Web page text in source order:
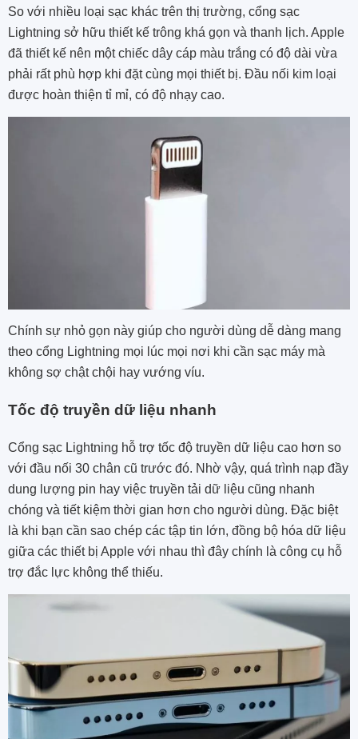
So với nhiều loại sạc khác trên thị trường, cổng sạc
Lightning sở hữu thiết kế trông khá gọn và thanh lịch. Apple
đã thiết kế nên một chiếc dây cáp màu trắng có độ dài vừa
phải rất phù hợp khi đặt cùng mọi thiết bị. Đầu nối kim loại
được hoàn thiện tỉ mỉ, có độ nhạy cao.
Chính sự nhỏ gọn này giúp cho người dùng dễ dàng mang
theo cổng Lightning mọi lúc mọi nơi khi cần sạc máy mà
không sợ chật chội hay vướng víu.
Tốc độ truyền dữ liệu nhanh
Cổng sạc Lightning hỗ trợ tốc độ truyền dữ liệu cao hơn so
với đầu nối 30 chân cũ trước đó. Nhờ vậy, quá trình nạp đầy
dung lượng pin hay việc truyền tải dữ liệu cũng nhanh
chóng và tiết kiệm thời gian hơn cho người dùng. Đặc biệt
là khi bạn cần sao chép các tập tin lớn, đồng bộ hóa dữ liệu
giữa các thiết bị Apple với nhau thì đây chính là công cụ hỗ
trợ đắc lực không thể thiếu.